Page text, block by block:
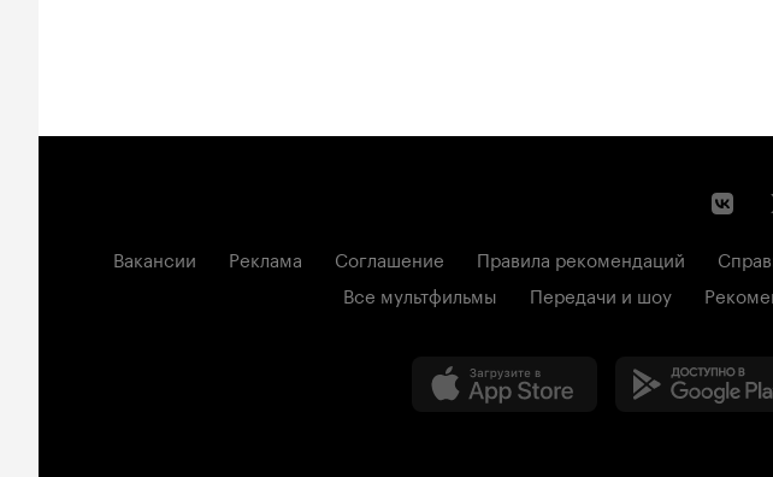
Вакансии Реклама Соглашение Правила рекомендаций
Все мультфильмы
Передачи и шоу